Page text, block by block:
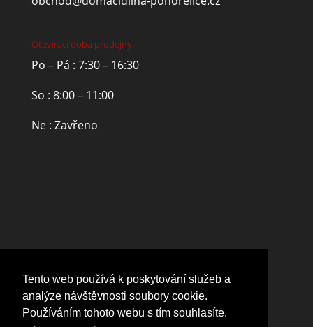
Tento web používá k poskytování služeb a
analýze návštěvnosti soubory cookie.
Používáním tohoto webu s tím souhlasíte.
Otevírací doba prodejny
Po – Pá : 7:30 – 16:30
So : 8:00 – 11:00
Ne : Zavřeno